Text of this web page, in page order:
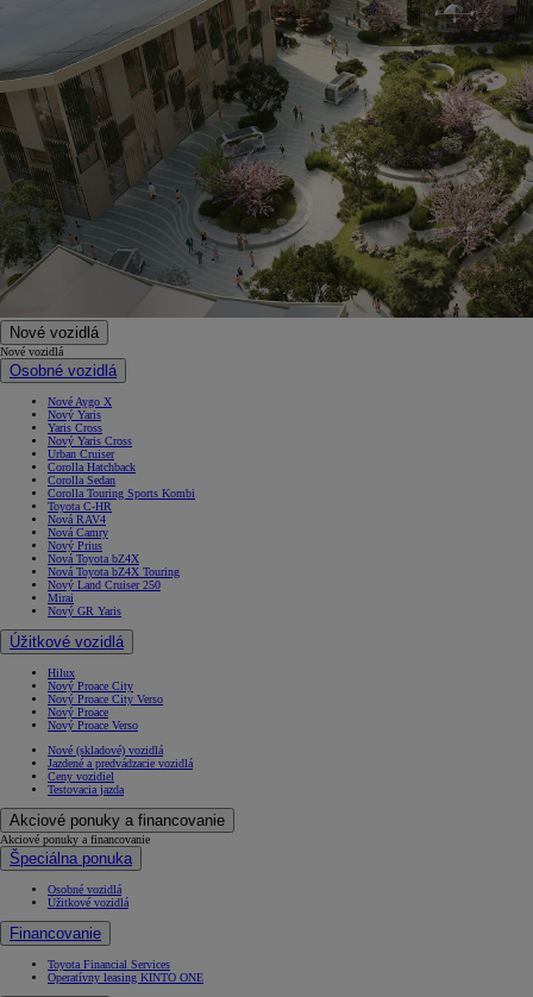
Nové vozidlá
Nové vozidlá
Osobné vozidlá
Nové Aygo X
Nový Yaris
Yaris Cross
Nový Yaris Cross
Urban Cruiser
Corolla Hatchback
Corolla Sedan
Corolla Touring Sports Kombi
Toyota C-HR
Nová RAV4
Nová Camry
Nový Prius
Nová Toyota bZ4X
Nová Toyota bZ4X Touring
Nový Land Cruiser 250
Mirai
Nový GR Yaris
Úžitkové vozidlá
Hilux
Nový Proace City
Nový Proace City Verso
Nový Proace
Nový Proace Verso
Nové (skladové) vozidlá
Jazdené a predvádzacie vozidlá
Ceny vozidiel
Testovacia jazda
Akciové ponuky a financovanie
Akciové ponuky a financovanie
Špeciálna ponuka
Osobné vozidlá
Úžitkové vozidlá
Financovanie
Toyota Financial Services
Operatívny leasing KINTO ONE